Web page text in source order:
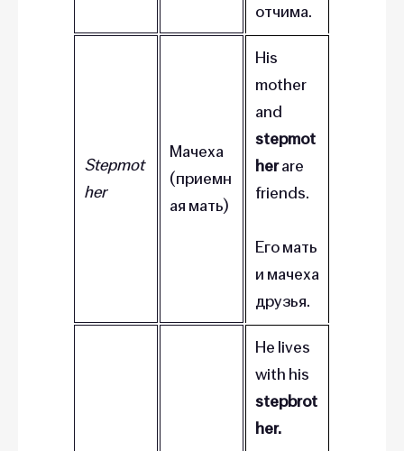
отчима.
Stepmot
her
Мачеха
(приемн
ая мать)
His
mother
and
stepmot
herare
friends.
Его мать
и мачеха
друзья.
He lives
with his
stepbrot
her.